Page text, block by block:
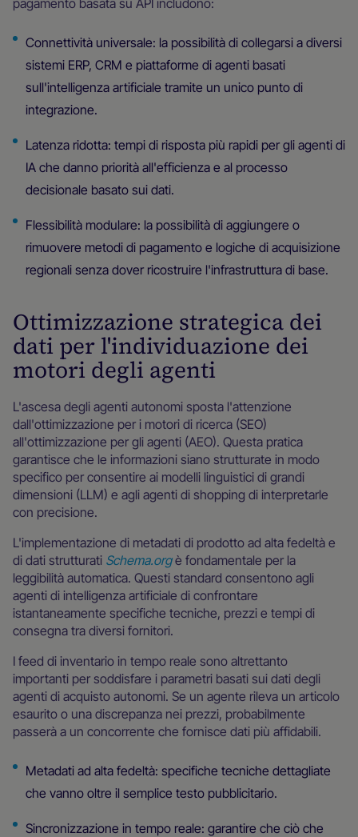
pagamento basata su API includono:
Connettività universale: la possibilità di collegarsi a diversi
sistemi ERP, CRM e piattaforme di agenti basati
sull'intelligenza artificiale tramite un unico punto di
integrazione.
Latenza ridotta: tempi di risposta più rapidi per gli agenti di
IA che danno priorità all'efficienza e al processo
decisionale basato sui dati.
Flessibilità modulare: la possibilità di aggiungere o
rimuovere metodi di pagamento e logiche di acquisizione
regionali senza dover ricostruire l'infrastruttura di base.
Ottimizzazione strategica dei
dati per l'individuazione dei
motori degli agenti
L'ascesa degli agenti autonomi sposta l'attenzione
dall'ottimizzazione per i motori di ricerca (SEO)
all'ottimizzazione per gli agenti (AEO). Questa pratica
garantisce che le informazioni siano strutturate in modo
specifico per consentire ai modelli linguistici di grandi
dimensioni (LLM) e agli agenti di shopping di interpretarle
con precisione.
L'implementazione di metadati di prodotto ad alta fedeltà e
di dati strutturati Schema.orgè fondamentale per la
leggibilità automatica. Questi standard consentono agli
agenti di intelligenza artificiale di confrontare
istantaneamente specifiche tecniche, prezzi e tempi di
consegna tra diversi fornitori.
I feed di inventario in tempo reale sono altrettanto
importanti per soddisfare i parametri basati sui dati degli
agenti di acquisto autonomi. Se un agente rileva un articolo
esaurito o una discrepanza nei prezzi, probabilmente
passerà a un concorrente che fornisce dati più affidabili.
Metadati ad alta fedeltà: specifiche tecniche dettagliate
che vanno oltre il semplice testo pubblicitario.
Sincronizzazione in tempo reale: garantire che ciò che